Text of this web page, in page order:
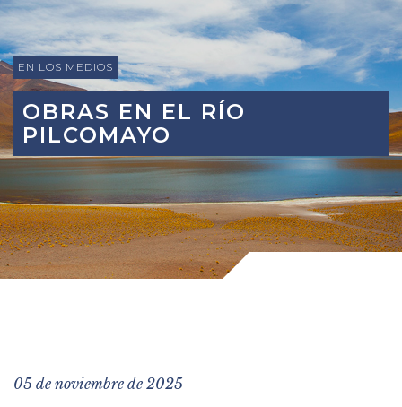
EN LOS MEDIOS
OBRAS EN EL RÍO
PILCOMAYO
05 de noviembre de 2025